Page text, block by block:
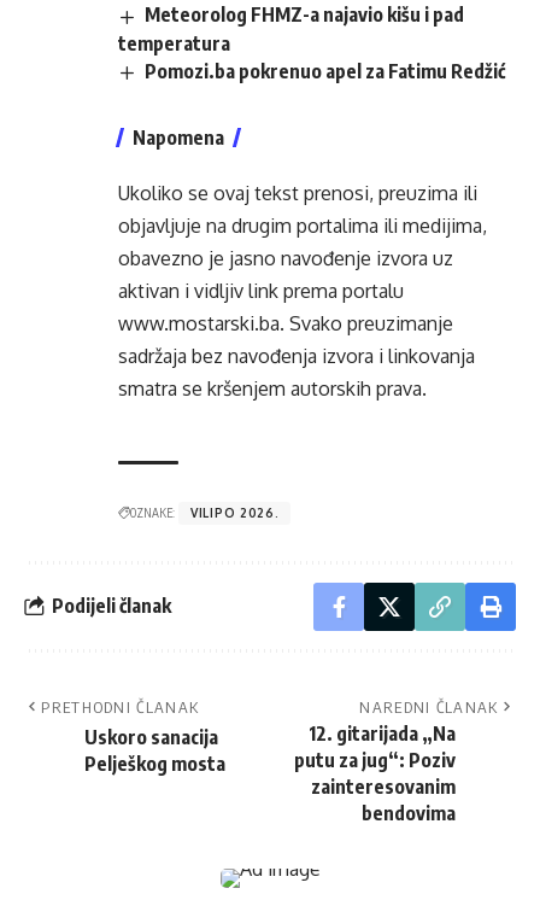
Meteorolog FHMZ-a najavio kišu i pad
temperatura
Pomozi.ba pokrenuo apel za Fatimu Redžić
Napomena
Ukoliko se ovaj tekst prenosi, preuzima ili
objavljuje na drugim portalima ili medijima,
obavezno je jasno navođenje izvora uz
aktivan i vidljiv link prema portalu
www.mostarski.ba. Svako preuzimanje
sadržaja bez navođenja izvora i linkovanja
smatra se kršenjem autorskih prava.
OZNAKE: VILIPO 2026.
Podijeli članak
PRETHODNI ČLANAK
Uskoro sanacija
Pelješkog mosta
NAREDNI ČLANAK
12. gitarijada „Na
putu za jug“: Poziv
zainteresovanim
bendovima